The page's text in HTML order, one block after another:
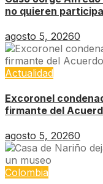
no quieren
agosto 5, 20260
Actualidad
Excoronel
firmante del
agosto 5, 20260
Colombia